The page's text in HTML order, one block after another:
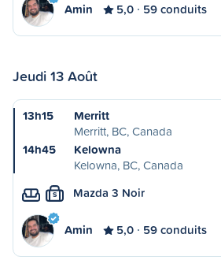
Amin 5,0 59 conduits
Jeudi 13 Août
13h15
Merritt
Merritt, BC, Canada
14h45
Kelowna
Kelowna, BC, Canada
S Mazda 3 Noir
Amin 5,0 59 conduits